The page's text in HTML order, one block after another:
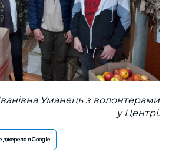
Уманець з волонтерами
у Центрі.
джерело в Google